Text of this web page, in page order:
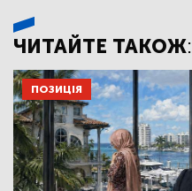
ЧИТАЙТЕ ТАКОЖ:
ПОЗИЦІЯ